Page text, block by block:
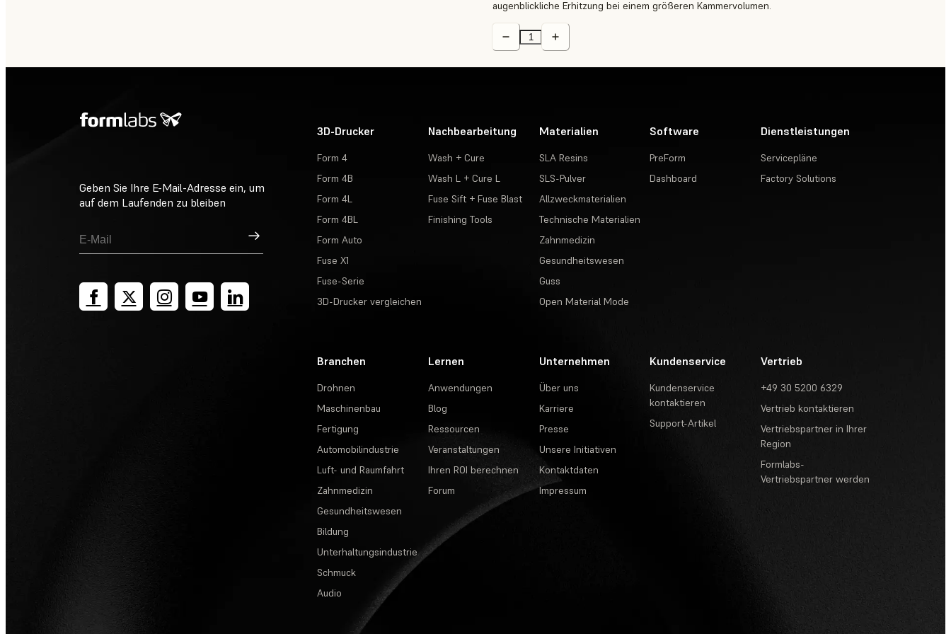
augenblickliche Erhitzung bei einem größeren Kammervolumen.
Geben Sie Ihre E-Mail-Adresse ein, um
auf dem Laufenden zu bleiben
Registrieren
3D-Drucker
Form 4
Form 4B
Form 4L
Form 4BL
Form Auto
Fuse X1
Fuse-Serie
3D-Drucker vergleichen
Nachbearbeitung
Wash + Cure
Wash L + Cure L
Fuse Sift + Fuse Blast
Finishing Tools
Materialien
SLA Resins
SLS-Pulver
Allzweckmaterialien
Technische Materialien
Zahnmedizin
Gesundheitswesen
Guss
Open Material Mode
Software
PreForm
Dashboard
Dienstleistungen
Servicepläne
Factory Solutions
Branchen
Drohnen
Maschinenbau
Fertigung
Automobilindustrie
Luft- und Raumfahrt
Zahnmedizin
Gesundheitswesen
Bildung
Unterhaltungsindustrie
Schmuck
Audio
Lernen
Anwendungen
Blog
Ressourcen
Veranstaltungen
Ihren ROI berechnen
Forum
Unternehmen
Über uns
Karriere
Presse
Unsere Initiativen
Kontaktdaten
Impressum
Kundenservice
Kundenservice
kontaktieren
Support-Artikel
Vertrieb
+49 30 5200 6329
Vertrieb kontaktieren
Vertriebspartner in Ihrer
Region
Formlabs-
Vertriebspartner werden